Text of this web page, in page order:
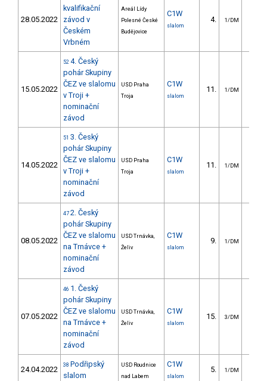
28.05.2022
kvalifikační
závod v
Českém
Vrbném
Areál Lídy
Polesné České
Budějovice
C1W
slalom
4. 1/DM
15.05.2022
52 4. Český
pohár Skupiny
ČEZ ve slalomu
v Troji +
nominační
závod
USD Praha
Troja
C1W
slalom
11. 1/DM
14.05.2022
51 3. Český
pohár Skupiny
ČEZ ve slalomu
v Troji +
nominační
závod
USD Praha
Troja
C1W
slalom
11. 1/DM
08.05.2022
47 2. Český
pohár Skupiny
ČEZ ve slalomu
na Trnávce +
nominační
závod
USD Trnávka,
Želiv
C1W
slalom
9. 1/DM
07.05.2022
46 1. Český
pohár Skupiny
ČEZ ve slalomu
na Trnávce +
nominační
závod
USD Trnávka,
Želiv
C1W
slalom
15. 3/DM
24.04.2022 38 Podřipský
slalom
USD Roudnice
nad Labem
C1W
slalom
5. 1/DM